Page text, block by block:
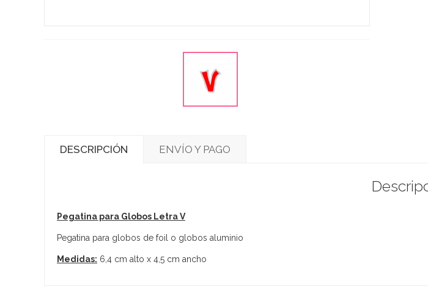
DESCRIPCIÓN ENVÍO Y PAGO
Pegatina para Globos Letra V
Pegatina para globos de foil o globos aluminio
Medidas: 6,4 cm alto x 4,5 cm ancho